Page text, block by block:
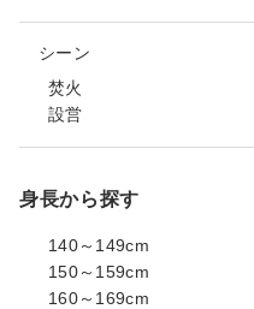
シーン
焚火
設営
身長から探す
140～149cm
150～159cm
160～169cm